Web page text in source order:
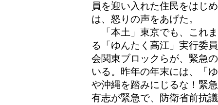
員を迎い入れた住民をはじ
は、怒りの声をあげた。
「本土」東京でも、これ
る「ゆんたく高江」実行委
会関東ブロックらが、緊急
いる。昨年の年末には、「
や沖縄を踏みにじるな！緊
有志が緊急で、防衛省前抗